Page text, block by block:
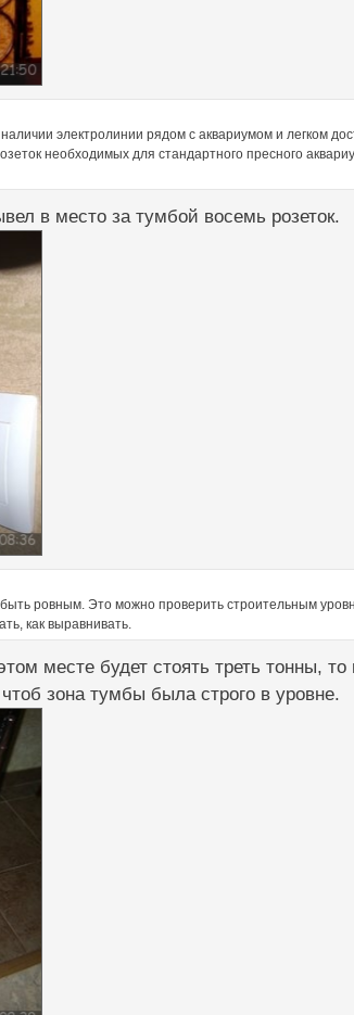
электролинии рядом с аквариумом и легком
необходимых для стандартного пресного
в место за тумбой восемь розеток.
ровным. Это можно проверить строительным
как выравнивать.
месте будет стоять треть тонны,
зона тумбы была строго в уровне.